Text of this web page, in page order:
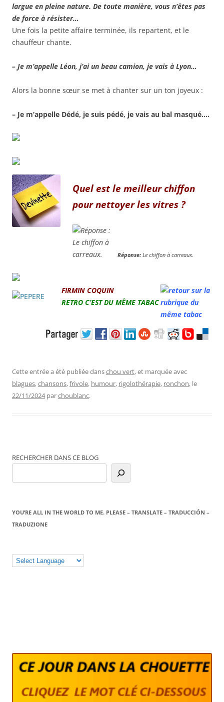
largue en pleine nature. De toute manière, vous n’êtes pas
de force à résister…
Une fois la petite affaire terminée, ils repartent, et le
chauffeur chante.
– Je m’appelle Léon, j’ai un beau camion, je vais à Lyon…
Alors la bonne sœur se met à chanter sur un ton joyeux :
– Je m’appelle Dédé, je suis pédé, je vais au bal masqué….
Quel est le meilleur chiffon
pour nettoyer les vitres ?
Réponse: Le chiffon à carreaux.
FIRMIN COQUIN
RETRO C’EST DU MÊME TABAC
Cette entrée a été publiée danschou vert, et marquée avec
blagues,chansons,frivole, humour, rigolothérapie, ronchon, le
22/11/2024 parchoublanc.
RECHERCHER DANS CE BLOG
YOU’RE ALL IN THE WORLD TO ME. PLEASE – TRANSLATE – TRADUCCIÓN –
TRADUZIONE